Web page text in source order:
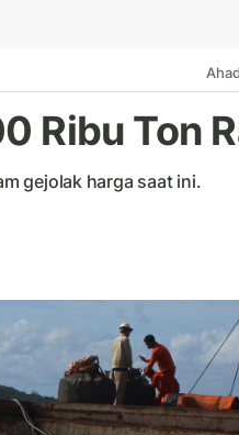
Ribu Ton
gejolak harga saat ini.